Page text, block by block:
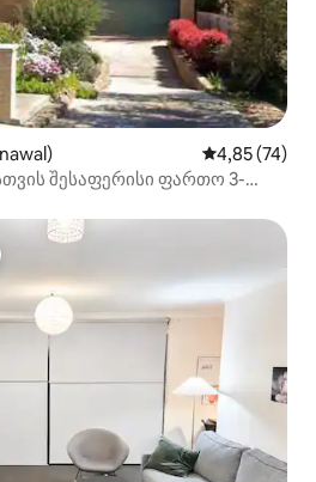
საშუალო
4,85 (74)
შესაფერისი ფართო 3-
ვარიანტი